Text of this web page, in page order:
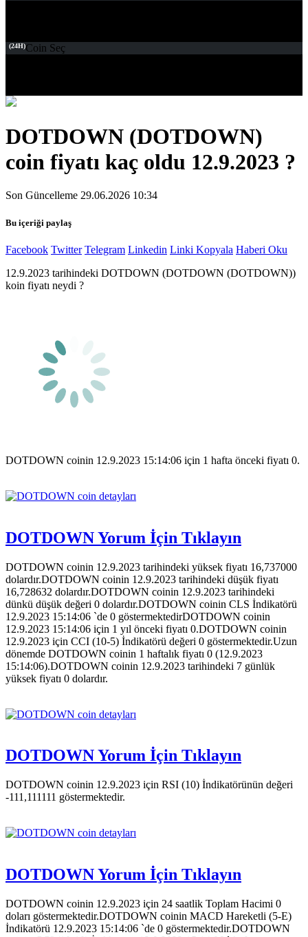
(24H)Coin Seç
DOTDOWN (DOTDOWN)
coin fiyatı kaç oldu 12.9.2023 ?
Son Güncelleme 29.06.2026 10:34
Bu içeriği paylaş
Facebook Twitter Telegram Linkedin Linki Kopyala Haberi Oku
12.9.2023 tarihindeki DOTDOWN (DOTDOWN (DOTDOWN))
koin fiyatı neydi ?
DOTDOWN coinin 12.9.2023 15:14:06 için 1 hafta önceki fiyatı 0.
DOTDOWN Yorum İçin Tıklayın
DOTDOWN coinin 12.9.2023 tarihindeki yüksek fiyatı 16,737000
dolardır.DOTDOWN coinin 12.9.2023 tarihindeki düşük fiyatı
16,728632 dolardır.DOTDOWN coinin 12.9.2023 tarihindeki
dünkü düşük değeri 0 dolardır.DOTDOWN coinin CLS İndikatörü
12.9.2023 15:14:06 `de 0 göstermektedirDOTDOWN coinin
12.9.2023 15:14:06 için 1 yıl önceki fiyatı 0.DOTDOWN coinin
12.9.2023 için CCI (10-5) İndikatörü değeri 0 göstermektedir.Uzun
dönemde DOTDOWN coinin 1 haftalık fiyatı 0 (12.9.2023
15:14:06).DOTDOWN coinin 12.9.2023 tarihindeki 7 günlük
yüksek fiyatı 0 dolardır.
DOTDOWN Yorum İçin Tıklayın
DOTDOWN coinin 12.9.2023 için RSI (10) İndikatörünün değeri
-111,111111 göstermektedir.
DOTDOWN Yorum İçin Tıklayın
DOTDOWN coinin 12.9.2023 için 24 saatlik Toplam Hacimi 0
doları göstermektedir.DOTDOWN coinin MACD Hareketli (5-E)
İndikatörü 12.9.2023 15:14:06 `de 0 göstermektedir.DOTDOWN